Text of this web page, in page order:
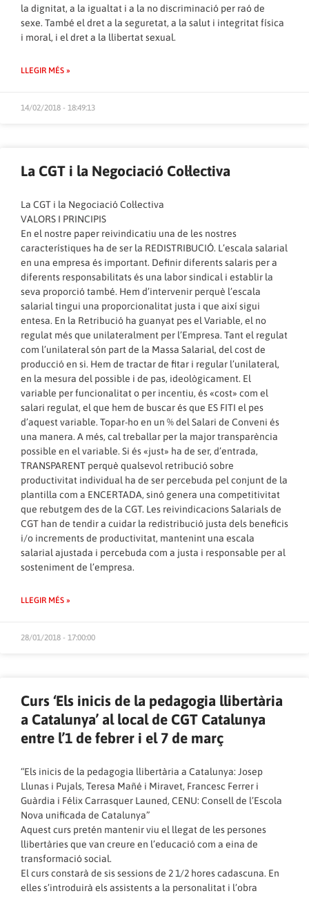
la dignitat, a la igualtat i a la no discriminació per raó de
sexe. També el dret a la seguretat, a la salut i integritat física
i moral, i el dret a la llibertat sexual.
LLEGIR MÉS »
14/02/2018 - 18:49:13
La CGT i la Negociació Col·lectiva
La CGT i la Negociació Col·lectiva
VALORS I PRINCIPIS
En el nostre paper reivindicatiu una de les nostres
característiques ha de ser la REDISTRIBUCIÓ. L’escala salarial
en una empresa és important. Definir diferents salaris per a
diferents responsabilitats és una labor sindical i establir la
seva proporció també. Hem d’intervenir perquè l’escala
salarial tingui una proporcionalitat justa i que així sigui
entesa. En la Retribució ha guanyat pes el Variable, el no
regulat més que unilateralment per l’Empresa. Tant el regulat
com l’unilateral són part de la Massa Salarial, del cost de
producció en si. Hem de tractar de fitar i regular l’unilateral,
en la mesura del possible i de pas, ideològicament. El
variable per funcionalitat o per incentiu, és «cost» com el
salari regulat, el que hem de buscar és que ES FITI el pes
d’aquest variable. Topar-ho en un % del Salari de Conveni és
una manera. A més, cal treballar per la major transparència
possible en el variable. Si és «just» ha de ser, d’entrada,
TRANSPARENT perquè qualsevol retribució sobre
productivitat individual ha de ser percebuda pel conjunt de la
plantilla com a ENCERTADA, sinó genera una competitivitat
que rebutgem des de la CGT. Les reivindicacions Salarials de
CGT han de tendir a cuidar la redistribució justa dels beneficis
i/o increments de productivitat, mantenint una escala
salarial ajustada i percebuda com a justa i responsable per al
sosteniment de l’empresa.
LLEGIR MÉS »
28/01/2018 - 17:00:00
Curs ‘Els inicis de la pedagogia llibertària
a Catalunya’ al local de CGT Catalunya
entre l’1 de febrer i el 7 de març
“Els inicis de la pedagogia llibertària a Catalunya: Josep
Llunas i Pujals, Teresa Mañé i Miravet, Francesc Ferrer i
Guàrdia i Félix Carrasquer Launed, CENU: Consell de l’Escola
Nova unificada de Catalunya”
Aquest curs pretén mantenir viu el llegat de les persones
llibertàries que van creure en l’educació com a eina de
transformació social.
El curs constarà de sis sessions de 2 1/2 hores cadascuna. En
elles s’introduirà els assistents a la personalitat i l’obra